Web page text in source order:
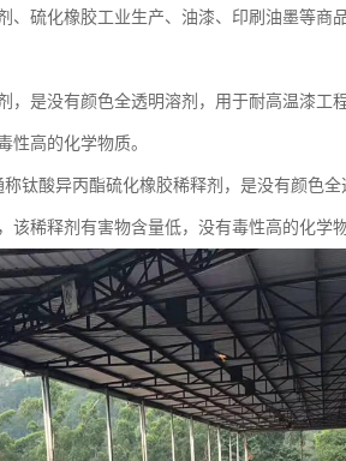
硫化橡胶工业生产、油漆、印刷油墨等商品
，是没有颜色全透明溶剂，用于耐高温漆工
性高的化学物质。
钛酸异丙酯硫化橡胶稀释剂，是没有颜色
稀释剂有害物含量低，没有毒性高的化学物